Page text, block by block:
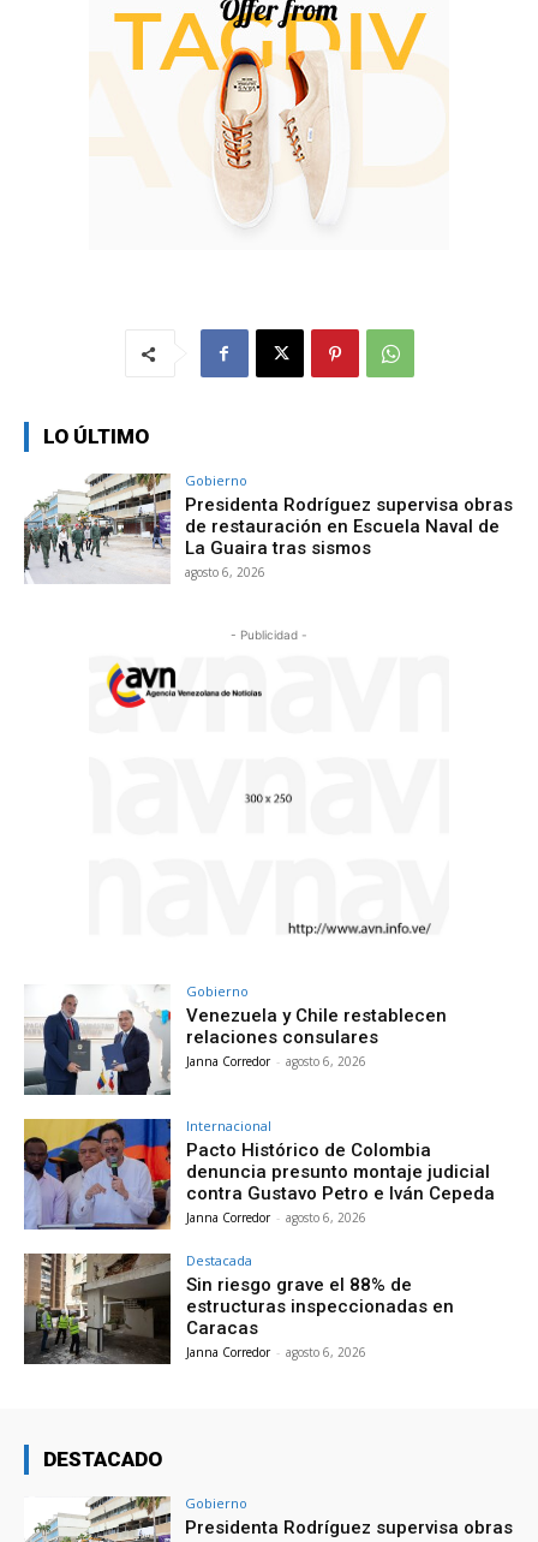
LO ÚLTIMO
Gobierno
Presidenta Rodríguez supervisa obras
de restauración en Escuela Naval de
La Guaira tras sismos
agosto 6, 2026
- Publicidad -
Gobierno
Venezuela y Chile restablecen
relaciones consulares
Janna Corredor - agosto 6, 2026
Internacional
Pacto Histórico de Colombia
denuncia presunto montaje judicial
contra Gustavo Petro e Iván Cepeda
Janna Corredor - agosto 6, 2026
Destacada
Sin riesgo grave el 88% de
estructuras inspeccionadas en
Caracas
Janna Corredor - agosto 6, 2026
DESTACADO
Gobierno
Presidenta Rodríguez supervisa obras